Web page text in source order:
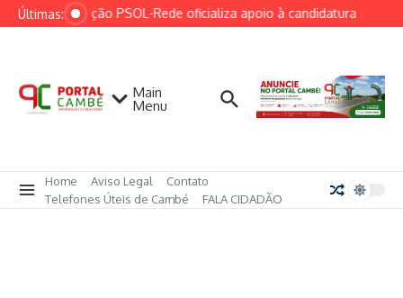
Ir para o conteúdo
Últimas:Federação PSOL-Rede oficializa apoio à candidatura de
Main
Menu
Home Aviso Legal
Contato
Telefones Úteis de Cambé
FALA CIDADÃO